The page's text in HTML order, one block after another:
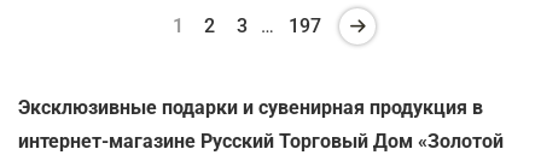
1 2 3 … 197
Эксклюзивные подарки и сувенирная продукция в
интернет-магазине Русский Торговый Дом «Золотой